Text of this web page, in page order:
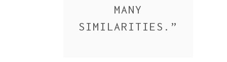
MANY
SIMILARITIES. ”